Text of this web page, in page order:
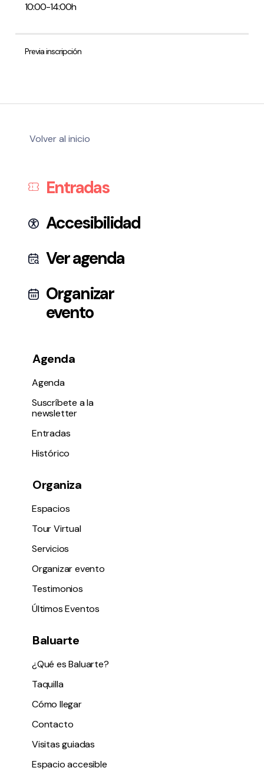
Últimos Eventos
Taquilla
Espacio accesible
Actualidad
Preguntas frecuentes
Política de privacidad y Aviso Legal
10:00-14:00h
Previa inscripción
Volver al inicio
Entradas
Accesibilidad
Ver agenda
Organizar
evento
Agenda
Agenda
Suscríbete a la
newsletter
Entradas
Histórico
Organiza
Espacios
Tour Virtual
Servicios
Organizar evento
Testimonios
Últimos Eventos
Baluarte
¿Qué es Baluarte?
Taquilla
Cómo llegar
Contacto
Visitas guiadas
Espacio accesible